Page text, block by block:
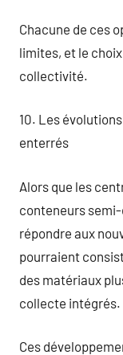
Chacune de ces
limites, et le
collectivité.
10. Les
enterrés
Alors que les
conteneurs
répondre aux
pourraient
des matériaux
collecte intégrés.
Ces